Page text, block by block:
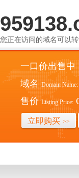
您正在访问的域名可以转
一口价出售中
域名 Domain Name:
售价 Listing Price:
立即购买 >>